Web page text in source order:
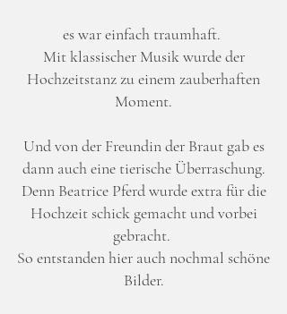
es war einfach traumhaft.
Mit klassischer Musik wurde der
Hochzeitstanz zu einem zauberhaften
Moment.
Und von der Freundin der Braut gab es
dann auch eine tierische Überraschung.
Denn Beatrice Pferd wurde extra für die
Hochzeit schick gemacht und vorbei
gebracht.
So entstanden hier auch nochmal schöne
Bilder.